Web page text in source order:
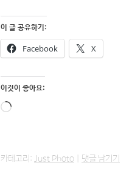
이 글 공유하기:
Facebook X
이것이 좋아요:
로
카테고리: Just Photo 댓글 남기기